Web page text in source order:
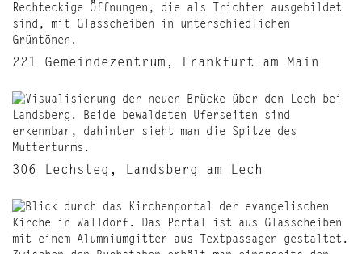
221 Gemeindezentrum, Frankfurt am Main
306 Lechsteg, Landsberg am Lech